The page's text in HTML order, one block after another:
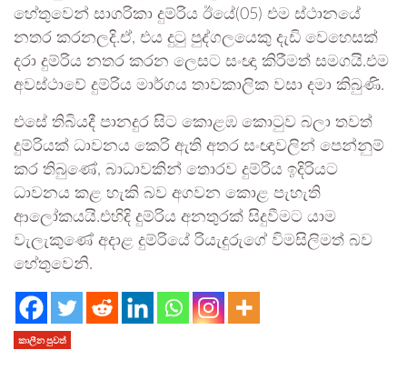
හේතුවෙන් සාගරිකා දුම්රිය ඊයේ(05) එම ස්ථානයේ
නතර කරනලදි.ඒ, එය දුටු පුද්ගලයෙකු දැඩි වෙහෙසක්
දරා දුම්රිය නතර කරන ලෙසට සංඥා කිරීමත් සමගයි.එම
අවස්ථාවේ දුම්රිය මාර්ගය තාවකාලික වසා දමා කිබුණි.
එසේ තිබියදී පානදුර සිට කොළඹ කොටුව බලා තවත්
දුම්රියක් ධාවනය කෙරි ඇති අතර සංඥාවලින් පෙන්නුම්
කර තිබුණේ, බාධාවකින් තොරව දුම්රිය ඉදිරියට
ධාවනය කළ හැකි බව අගවන කොළ පැහැති
ආලෝකයයි.එහිදි දුම්රිය අනතුරක් සිදුවීමට යාම
වැලැකුණේ අදාළ දුම්රියේ රියැදුරුගේ විමසිලිමත් බව
හේතුවෙනි.
කාලීන පුවත්